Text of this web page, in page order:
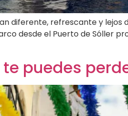
diferente, refrescante y lejos
desde el Puerto de Sóller
puedes